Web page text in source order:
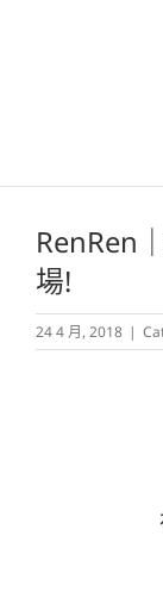
RenRen
場!
24 4 月, 2018 |